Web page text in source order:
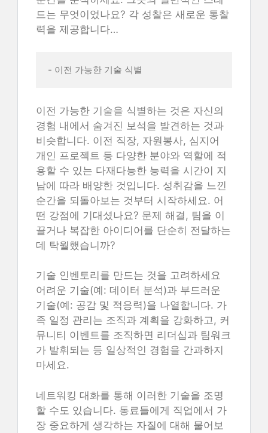
드는 무엇이었나요? 각 성찰은 새로운 통찰
력을 제공합니다…
- 이전 가능한 기술 식별
이전 가능한 기술을 식별하는 것은 자신의
경험 내에서 숨겨진 보석을 발견하는 것과
비슷합니다. 이전 직장, 자원봉사, 심지어
개인 프로젝트 등 다양한 분야와 역할에 적
용할 수 있는 다재다능한 능력을 시간이 지
남에 따라 배양한 것입니다. 성취감을 느낀
순간을 되돌아보는 것부터 시작하세요. 어
떤 강점에 기대셨나요? 문제 해결, 팀을 이
끌거나 복잡한 아이디어를 단순히 전달하는
데 탁월했습니까?
기술 인벤토리를 만드는 것을 고려하세요
어려운 기술(예: 데이터 분석)과 부드러운
기술(예: 공감 및 적응력)을 나열합니다. 가
족 일정 관리는 조직과 계획을 강화하고, 커
뮤니티 이벤트를 조직하면 리더십과 팀워크
가 발휘되는 등 일상적인 경험을 간과하지
마세요.
네트워킹 대화를 통해 이러한 기술을 조명
할 수도 있습니다. 동료들에게 직업에서 가
장 중요하게 생각하는 자질에 대해 물어보